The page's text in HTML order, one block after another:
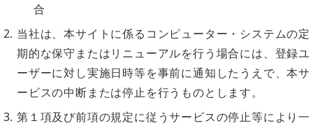
合
当社は、本サイトに係るコンピューター・システムの定
期的な保守またはリニューアルを行う場合には、登録ユ
ーザーに対し実施日時等を事前に通知したうえで、本サ
ービスの中断または停止を行うものとします。
第１項及び前項の規定に従うサービスの停止等により一